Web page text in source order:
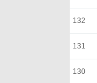
132
131
130